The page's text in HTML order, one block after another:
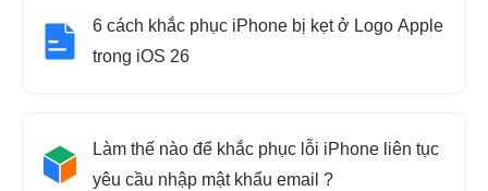
6 cách khắc phục iPhone bị kẹt ở Logo Apple
trong iOS 26
Làm thế nào để khắc phục lỗi iPhone liên tục
yêu cầu nhập mật khẩu email ?